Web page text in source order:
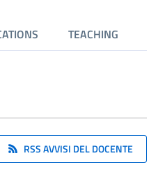
TEACHING
RSS AVVISI DEL DOCENTE